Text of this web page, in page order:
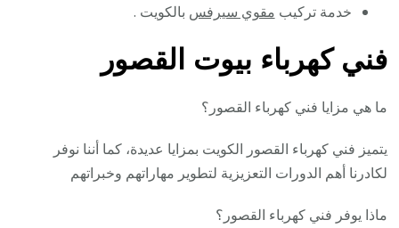
خدمة تركيب مقوي سيرفس بالكويت .
فني كهرباء بيوت القصور
ما هي مزايا فني كهرباء القصور؟
يتميز فني كهرباء القصور الكويت بمزايا عديدة، كما أننا نوفر
لكادرنا أهم الدورات التعزيزية لتطوير مهاراتهم وخبراتهم
ماذا يوفر فني كهرباء القصور؟